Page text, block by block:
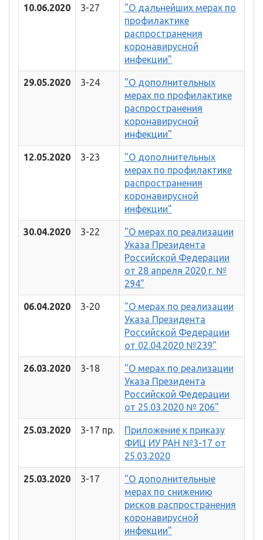
10.06.2020 3-27
"О дальнейших мерах по
профилактике
распространения
коронавирусной
инфекции"
29.05.2020 3-24
"О дополнительных
мерах по профилактике
распространения
коронавирусной
инфекции"
12.05.2020 3-23
"О дополнительных
мерах по профилактике
распространения
коронавирусной
инфекции"
30.04.2020 3-22
"О мерах по реализации
Указа Президента
Российской Федерации
от 28 апреля 2020 г. №
294"
06.04.2020 3-20
"О мерах по реализации
Указа Президента
Российской Федерации
от 02.04.2020 №239"
26.03.2020 3-18
"О мерах по реализации
Указа Президента
Российской Федерации
от 25.03.2020 № 206"
25.03.2020 3-17 пр.
Приложение к приказу
ФИЦ ИУ РАН №3-17 от
25.03.2020
25.03.2020 3-17
"О дополнительные
мерах по снижению
рисков распространения
коронавирусной
инфекции"